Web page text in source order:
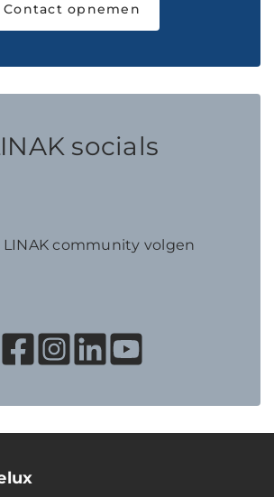
Contact opnemen
socials
LINAK community volgen